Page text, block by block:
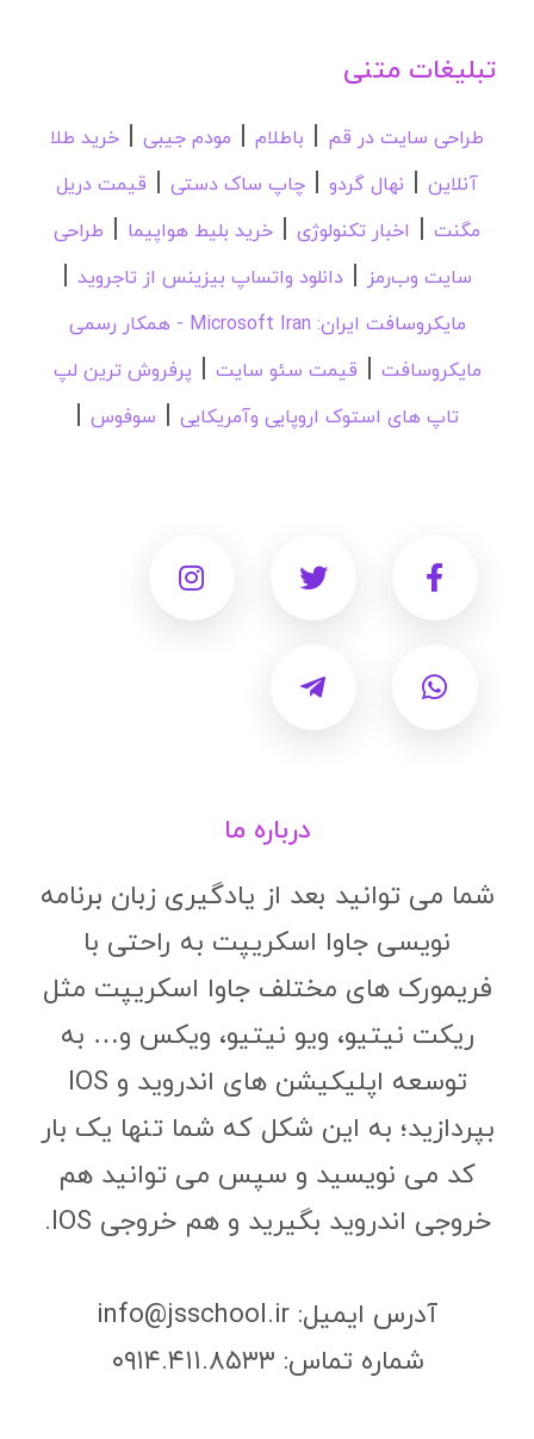
تبلیغات متنی
طراحی سایت در قم | باطلام | مودم جیبی | خرید طلا
آنلاین | نهال گردو | چاپ ساک دستی | قیمت دریل
مگنت | اخبار تکنولوژی | خرید بلیط هواپیما | طراحی
سایت وب‌رمز | دانلود واتساپ بیزینس از تاجروید |
مایکروسافت ایران: Microsoft Iran - همکار رسمی
مایکروسافت | قیمت سئو سایت |پرفروش ترین لپ
تاپ های استوک اروپایی وآمریکایی | سوفوس |
درباره ما
شما می توانید بعد از یادگیری زبان برنامه
نویسی جاوا اسکریپت به راحتی با
فریمورک های مختلف جاوا اسکریپت مثل
ریکت نیتیو، ویو نیتیو، ویکس و… به
توسعه اپلیکیشن های اندروید و IOS
بپردازید؛ به این شکل که شما تنها یک بار
کد می نویسید و سپس می توانید هم
خروجی اندروید بگیرید و هم خروجی IOS.
آدرس ایمیل: info@jsschool.ir
شماره تماس: ۰۹۱۴.۴۱۱.۸۵۳۳